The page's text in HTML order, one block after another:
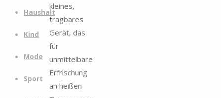
Haushalt
Kind
Mode
Sport
kleines,
tragbares
Gerät, das
für
unmittelbare
Erfrischung
an heißen